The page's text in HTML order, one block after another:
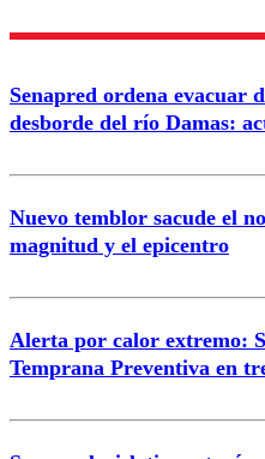
Senapred ordena evacuar
desborde del río Damas:
Nuevo temblor sacude el
magnitud y el epicentro
Alerta por calor extremo:
Temprana Preventiva en